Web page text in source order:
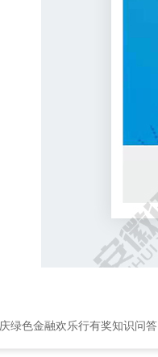
绿色金融欢乐行有奖知识问答